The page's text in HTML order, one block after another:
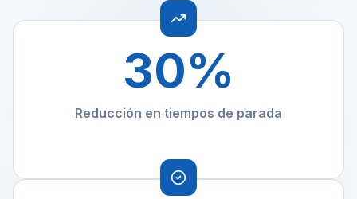
Reducción en tiempos de parada
30%